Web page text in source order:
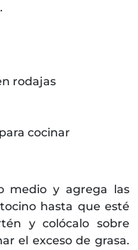
rodajas
cocinar
medio y agrega las
hasta que esté
y colócalo sobre
el exceso de grasa.